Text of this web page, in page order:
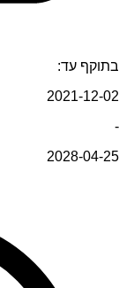
בתוקף עד:
2021-12-02
-
2028-04-25